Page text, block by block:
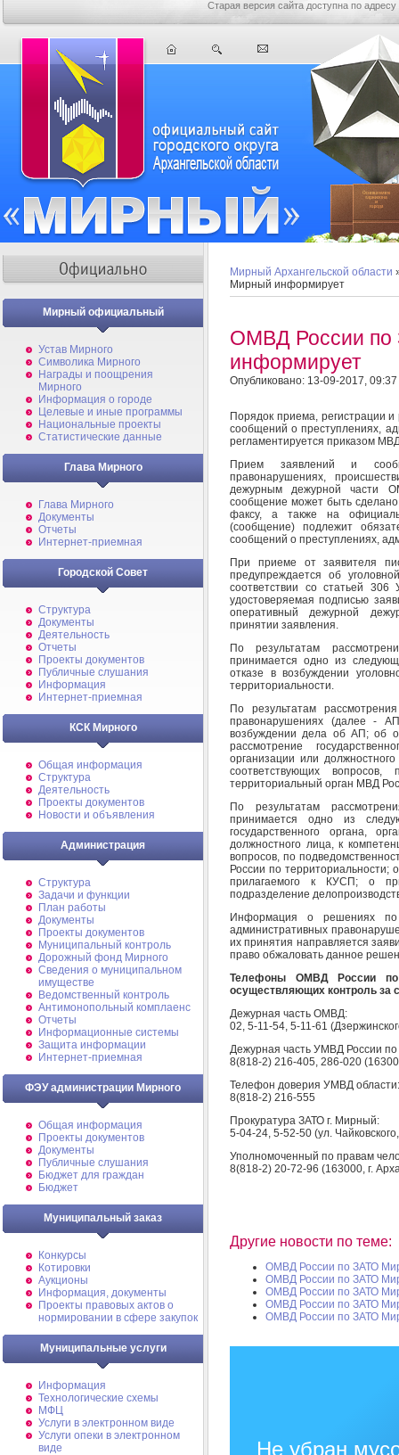
Старая версия сайта доступна по адресу
Мирный официальный
Устав Мирного
Символика Мирного
Награды и поощрения
Мирного
Информация о городе
Целевые и иные программы
Национальные проекты
Статистические данные
Глава Мирного
Глава Мирного
Документы
Отчеты
Интернет-приемная
Городской Совет
Структура
Документы
Деятельность
Отчеты
Проекты документов
Публичные слушания
Информация
Интернет-приемная
КСК Мирного
Общая информация
Структура
Деятельность
Проекты документов
Новости и объявления
Администрация
Структура
Задачи и функции
План работы
Документы
Проекты документов
Муниципальный контроль
Дорожный фонд Мирного
Cведения о муниципальном
имуществе
Ведомственный контроль
Антимонопольный комплаенс
Отчеты
Информационные системы
Защита информации
Интернет-приемная
ФЭУ администрации Мирного
Общая информация
Проекты документов
Документы
Публичные слушания
Бюджет для граждан
Бюджет
Муниципальный заказ
Конкурсы
Котировки
Аукционы
Информация, документы
Проекты правовых актов о
нормировании в сфере закупок
Муниципальные услуги
Информация
Технологические схемы
МФЦ
Услуги в электронном виде
Услуги опеки в электронном
виде
Мирный Архангельской области
Мирный информирует
ОМВД России
информирует
Опубликовано: 13-09-2017, 09:37
Порядок приема, регистрации
сообщений о преступлениях,
регламентируется приказом
Прием заявлений и
правонарушениях,
дежурным дежурной части
сообщение может быть
факсу, а также на
(сообщение) подлежит
сообщений о преступлениях,
При приеме от заявителя
предупреждается об
соответствии со статьей
удостоверяемая подписью
оперативный дежурной
принятии заявления.
По результатам
принимается одно из
отказе в возбуждении
территориальности.
По результатам
правонарушениях (далее -
возбуждении дела об АП; об
рассмотрение
организации или
соответствующих
территориальный орган МВД
По результатам
принимается одно из
государственного органа,
должностного лица, к
вопросов, по
России по территориальности;
прилагаемого к КУСП; о
подразделение
Информация о решениях по
административных
их принятия направляется
право обжаловать данное
Телефоны ОМВД России по
осуществляющих контроль за
Дежурная часть ОМВД:
02, 5-11-54, 5-11-61
Дежурная часть УМВД России по
8(818-2) 216-405, 286-020
Телефон доверия УМВД области:
8(818-2) 216-555
Прокуратура ЗАТО г. Мирный:
5-04-24, 5-52-50 (ул.
Уполномоченный по правам
8(818-2) 20-72-96 (163000, г.
Другие новости по теме:
ОМВД России по ЗАТО
ОМВД России по ЗАТО
ОМВД России по ЗАТО
ОМВД России по ЗАТО
ОМВД России по ЗАТО
Не убран